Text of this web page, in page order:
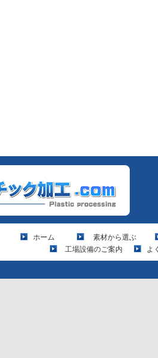
ホーム
素材から選ぶ
工場設備のご案内
よ